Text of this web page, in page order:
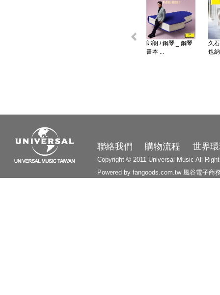
郎朗 / 鋼琴 _ 鋼琴
書本 ...
久
也
聯絡我們 購物流程 世界
Copyright © 2011 Universal Music All
Powered by fangoods.com.tw 風谷電子商